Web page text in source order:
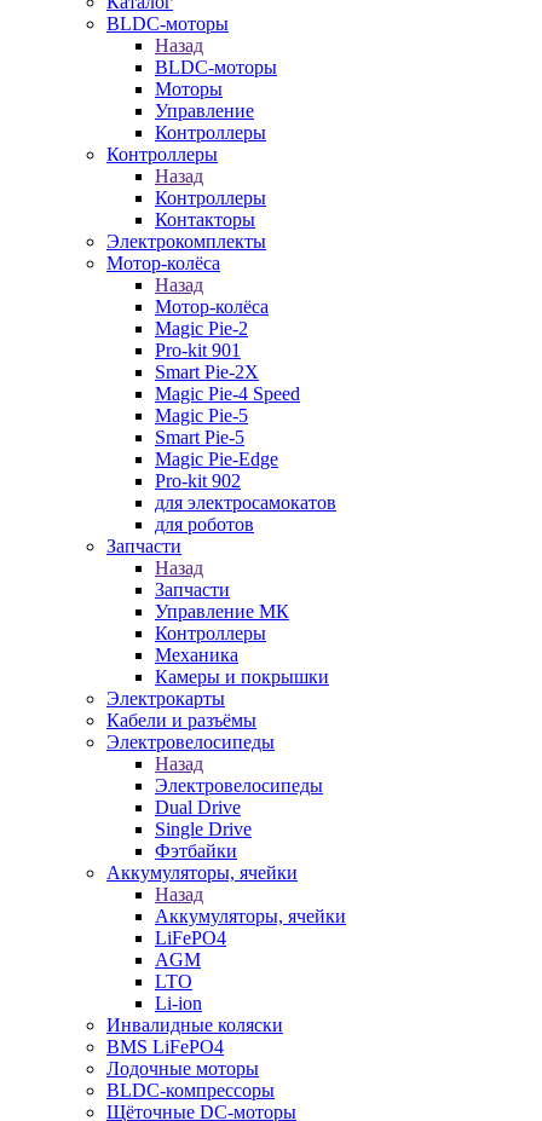
BLDC-моторы
Назад
BLDC-моторы
Моторы
Управление
Контроллеры
Контроллеры
Назад
Контроллеры
Контакторы
Электрокомплекты
Мотор-колёса
Назад
Мотор-колёса
Magic Pie-2
Pro-kit 901
Smart Pie-2X
Magic Pie-4 Speed
Magic Pie-5
Smart Pie-5
Magic Pie-Edge
Pro-kit 902
для электросамокатов
для роботов
Запчасти
Назад
Запчасти
Управление МК
Контроллеры
Механика
Камеры и покрышки
Электрокарты
Кабели и разъёмы
Электровелосипеды
Назад
Электровелосипеды
Dual Drive
Single Drive
Фэтбайки
Аккумуляторы, ячейки
Назад
Аккумуляторы, ячейки
LiFePO4
AGM
LTO
Li-ion
Инвалидные коляски
BMS LiFePO4
Лодочные моторы
BLDC-компрессоры
Щёточные DC-моторы